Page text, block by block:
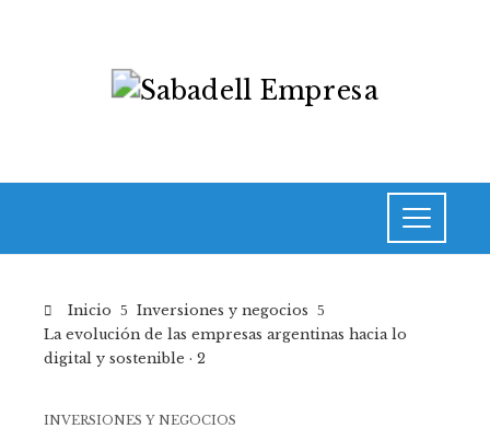
Inicio
Inversiones y negocios
La evolución de las empresas argentinas hacia lo
digital y sostenible · 2
INVERSIONES Y NEGOCIOS